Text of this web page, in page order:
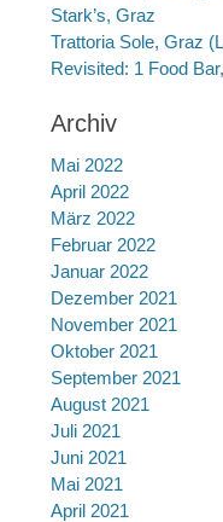
Stark’s, Graz
Trattoria Sole, Graz
Revisited: 1 Food
Archiv
Mai 2022
April 2022
März 2022
Februar 2022
Januar 2022
Dezember 2021
November 2021
Oktober 2021
September 2021
August 2021
Juli 2021
Juni 2021
Mai 2021
April 2021